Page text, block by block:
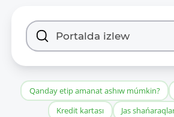
Qanday etip amanat ashıw múmkin?
Kredit kartası
Jas